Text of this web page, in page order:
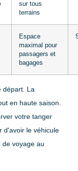
sur tous
terrains
Espace
maximal pour
passagers et
bagages
départ. La
en haute saison.
votretanger
d'avoir le véhicule
voyage au